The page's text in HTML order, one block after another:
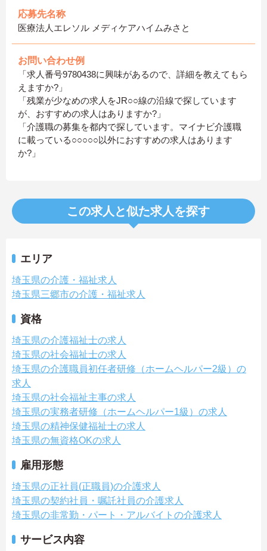
応募先名称
医療法人エレソル メディケアハイムみさと
お問い合わせ例
「求人番号9780438に興味があるので、詳細を教えてもら
えますか?」
「残業が少なめの求人をJR○○線の沿線で探しています
が、おすすめの求人はありますか?」
「介護職の募集を都内で探しています。マイナビ介護職
に載っている○○○○○以外におすすめの求人はあります
か?」
この求人と似た求人を探す
エリア
埼玉県の介護・福祉求人
埼玉県三郷市の介護・福祉求人
資格
埼玉県の介護福祉士の求人
埼玉県の社会福祉士の求人
埼玉県の介護職員初任者研修（ホームヘルパー2級）の
求人
埼玉県の社会福祉主事の求人
埼玉県の実務者研修（ホームヘルパー1級）の求人
埼玉県の精神保健福祉士の求人
埼玉県の無資格OKの求人
雇用形態
埼玉県の正社員(正職員)の介護求人
埼玉県の契約社員・嘱託社員の介護求人
埼玉県の非常勤・パート・アルバイトの介護求人
サービス内容